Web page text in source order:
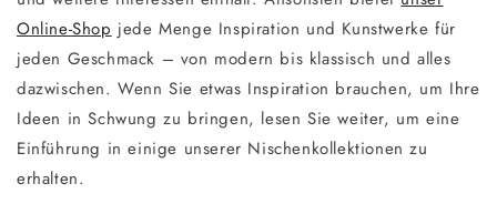
Online-Shop jede Menge Inspiration und Kunstwerke für
jeden Geschmack – von modern bis klassisch und alles
dazwischen. Wenn Sie etwas Inspiration brauchen, um Ihre
Ideen in Schwung zu bringen, lesen Sie weiter, um eine
Einführung in einige unserer Nischenkollektionen zu
erhalten.